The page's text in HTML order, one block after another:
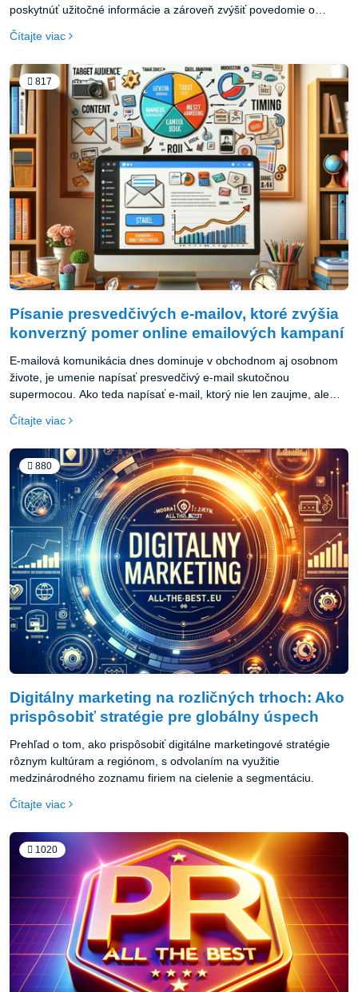
poskytnúť užitočné informácie a zároveň zvýšiť povedomie o
súčasť marketingovej stratégie v prostredí internetu, kde je
Čítajte viac
817
Písanie presvedčivých e-mailov, ktoré zvýšia
konverzný pomer online emailových kampaní
E-mailová komunikácia dnes dominuje v obchodnom aj osobnom
živote, je umenie napísať presvedčivý e-mail skutočnou
supermocou. Ako teda napísať e-mail, ktorý nie len zaujme, ale
efektívne techniky a stratégie, ktoré z vašich e-mailov urobia
Čítajte viac
880
Digitálny marketing na rozličných trhoch: Ako
prispôsobiť stratégie pre globálny úspech
Prehľad o tom, ako prispôsobiť digitálne marketingové stratégie
rôznym kultúram a regiónom, s odvolaním na využitie
medzinárodného zoznamu firiem na cielenie a segmentáciu.
Čítajte viac
1020